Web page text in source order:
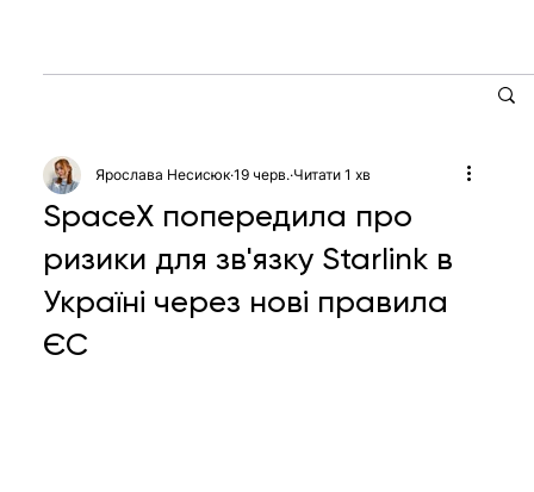
SpaceX попередила про
ризики для зв'язку Starlink в
Україні через нові правила
ЄС
Ярослава Несисюк 19 черв. Читати 1 хв